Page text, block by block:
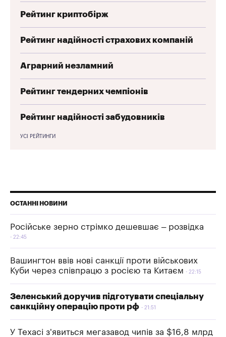
Рейтинг криптобірж
Рейтинг надійності страхових компаній
Аграрний незламний
Рейтинг тендерних чемпіонів
Рейтинг надійності забудовників
УСІ РЕЙТИНГИ
ОСТАННІ НОВИНИ
Російське зерно стрімко дешевшає – розвідка
22:45
Вашингтон ввів нові санкції проти військових
Куби через співпрацю з росією та Китаєм
22:15
Зеленський доручив підготувати спеціальну
санкційну операцію проти рф
21:51
У Техасі з'явиться мегазавод чипів за $16,8 млрд